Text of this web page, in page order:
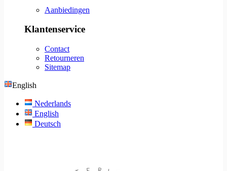
Aanbiedingen
Klantenservice
Contact
Retourneren
Sitemap
English
Nederlands
English
Deutsch